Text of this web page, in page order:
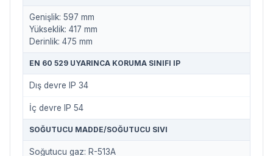
Genişlik: 597 mm
Yükseklik: 417 mm
Derinlik: 475 mm
EN 60 529 UYARINCA KORUMA SINIFI IP
Dış devre IP 34
İç devre IP 54
SOĞUTUCU MADDE/SOĞUTUCU SIVI
Soğutucu gaz: R-513A